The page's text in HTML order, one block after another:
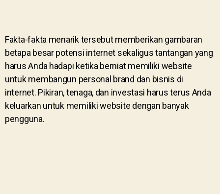
Fakta-fakta menarik tersebut memberikan gambaran
betapa besar potensi internet sekaligus tantangan yang
harus Anda hadapi ketika berniat memiliki website
untuk membangun personal brand dan bisnis di
internet. Pikiran, tenaga, dan investasi harus terus Anda
keluarkan untuk memiliki website dengan banyak
pengguna.